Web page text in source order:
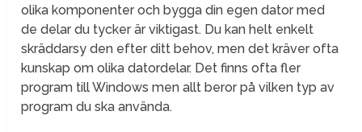
olika komponenter och bygga din egen dator med
de delar du tycker är viktigast. Du kan helt enkelt
skräddarsy den efter ditt behov, men det kräver ofta
kunskap om olika datordelar. Det finns ofta fler
program till Windows men allt beror på vilken typ av
program du ska använda.